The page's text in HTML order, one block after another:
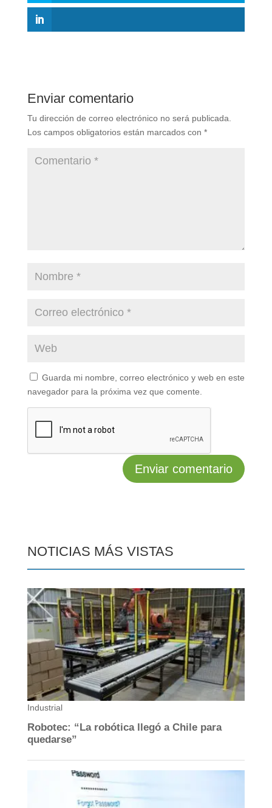
Enviar comentario
Tu dirección de correo electrónico no será publicada.
Los campos obligatorios están marcados con *
Guarda mi nombre, correo electrónico y web en este
navegador para la próxima vez que comente.
NOTICIAS MÁS VISTAS